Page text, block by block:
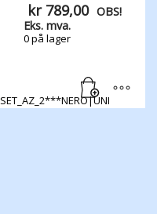
kr789,00 OBS!
Eks. mva.
0 på lager
SET_AZ_2***NERO|UNI